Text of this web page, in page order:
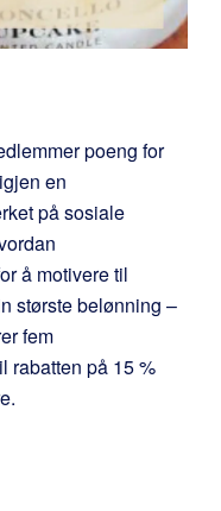
poeng for
en
på sosiale
å motivere til
største belønning –
fem
rabatten på 15 %